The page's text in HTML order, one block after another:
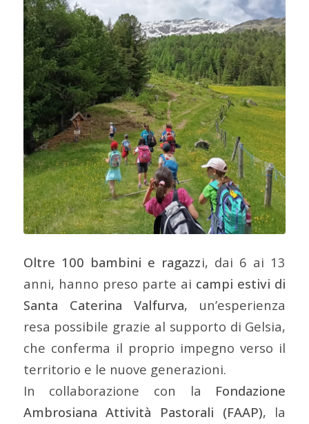
Oltre 100 bambini e ragazzi, dai 6 ai 13
anni, hanno preso parte ai campi estivi di
Santa Caterina Valfurva, un’esperienza
resa possibile grazie al supporto di Gelsia,
che conferma il proprio impegno verso il
territorio e le nuove generazioni.
In collaborazione con la Fondazione
Ambrosiana Attività Pastorali (FAAP), la